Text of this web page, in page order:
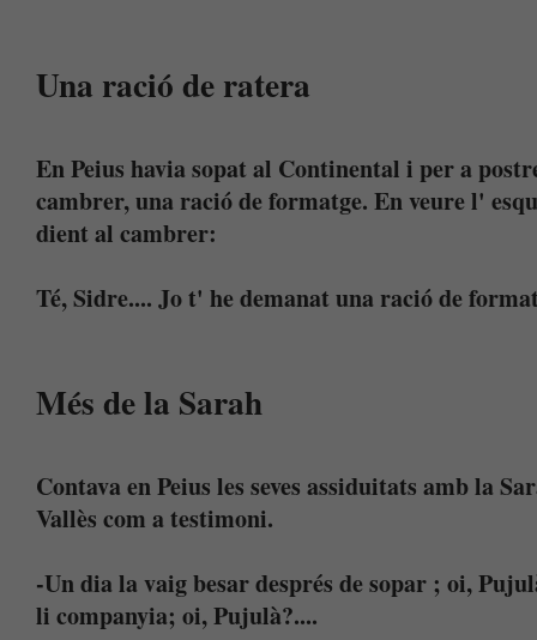
Una ració de ratera
En Peius havia sopat al Continental i per a
cambrer, una ració de formatge. En veure l'
dient al cambrer:
Té, Sidre.... Jo t' he demanat una ració de
Més de la Sarah
Contava en Peius les seves assiduitats amb la
Vallès com a testimoni.
-Un dia la vaig besar després de sopar ; oi,
li companyia; oi, Pujulà?....